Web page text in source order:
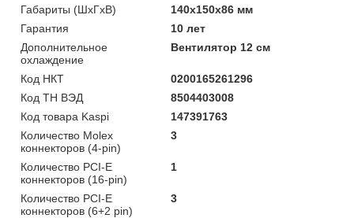
Габариты (ШхГхВ)
140x150x86 мм
Гарантия
10 лет
Дополнительное
охлаждение
Вентилятор 12 см
Код НКТ
0200165261296
Код ТН ВЭД
8504403008
Код товара Kaspi
147391763
Количество Molex
коннекторов (4-pin)
3
Количество PCI-E
коннекторов (16-pin)
1
Количество PCI-E
коннекторов (6+2 pin)
3